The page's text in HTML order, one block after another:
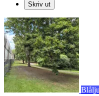
Skriv ut